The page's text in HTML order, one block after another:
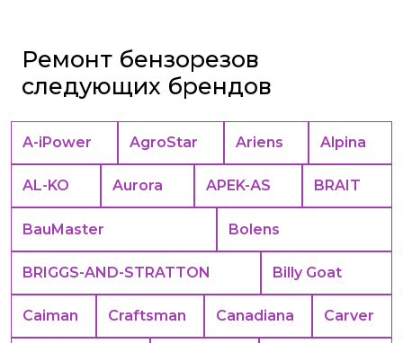
Ремонт бензорезов
следующих брендов
A-iPower AgroStar Ariens Alpina
AL-KO Aurora APEK-АS BRAIT
BauMaster Bolens
BRIGGS-AND-STRATTON Billy Goat
Caiman Craftsman Canadiana Carver